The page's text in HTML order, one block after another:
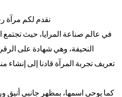
نقدم لكم مرآة
في عالم صناعة المرايا، حيث تجتمع
النحيفة، وهي شهادة على
تعريف تجربة المرآة قادنا إلى إنشاء